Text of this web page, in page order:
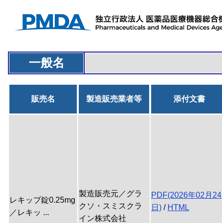
一般名
販売名 製造販売業者等 添付文書
レキップ錠0.25mg
／レキッ ...
製造販売元／グラ
クソ・スミスクラ
イン株式会社
PDF(2026年02月24
日) / HTML